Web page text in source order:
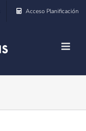
Acceso Planificación